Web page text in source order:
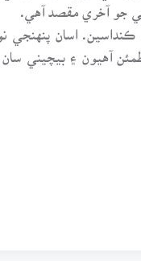
جو آخري مقصد آهي.
اسان پنهنجي
آهيون ۽ بيچيني